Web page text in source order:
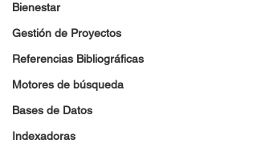
Bienestar
Gestión de Proyectos
Referencias Bibliográficas
Motores de búsqueda
Bases de Datos
Indexadoras